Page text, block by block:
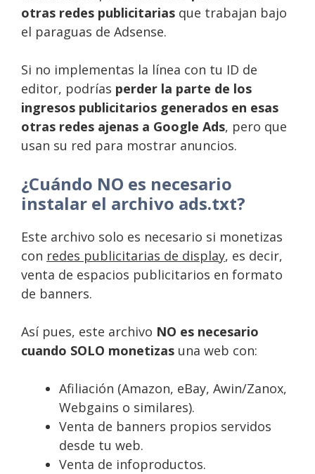
otras redes publicitarias que trabajan bajo
el paraguas de Adsense.
Si no implementas la línea con tu ID de
editor, podrías perder la parte de los
ingresos publicitarios generados en esas
otras redes ajenas a Google Ads, pero que
usan su red para mostrar anuncios.
¿Cuándo NO es necesario
instalar el archivo ads.txt?
Este archivo solo es necesario si monetizas
con redes publicitarias de display, es decir,
venta de espacios publicitarios en formato
de banners.
Así pues, este archivo NO es necesario
cuando SOLO monetizas una web con:
Afiliación (Amazon, eBay, Awin/Zanox,
Webgains o similares).
Venta de banners propios servidos
desde tu web.
Venta de infoproductos.